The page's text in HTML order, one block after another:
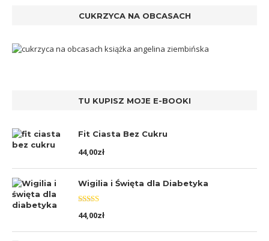
CUKRZYCA NA OBCASACH
TU KUPISZ MOJE E-BOOKI
Fit Ciasta Bez Cukru
44,00zł
Wigilia i Święta dla Diabetyka
Oceniono
5.00na 5
44,00zł